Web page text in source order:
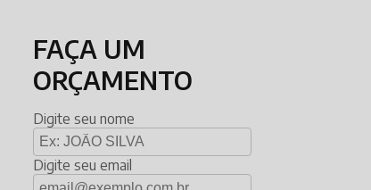
FAÇA UM
ORÇAMENTO
Digite seu nome
Digite seu email